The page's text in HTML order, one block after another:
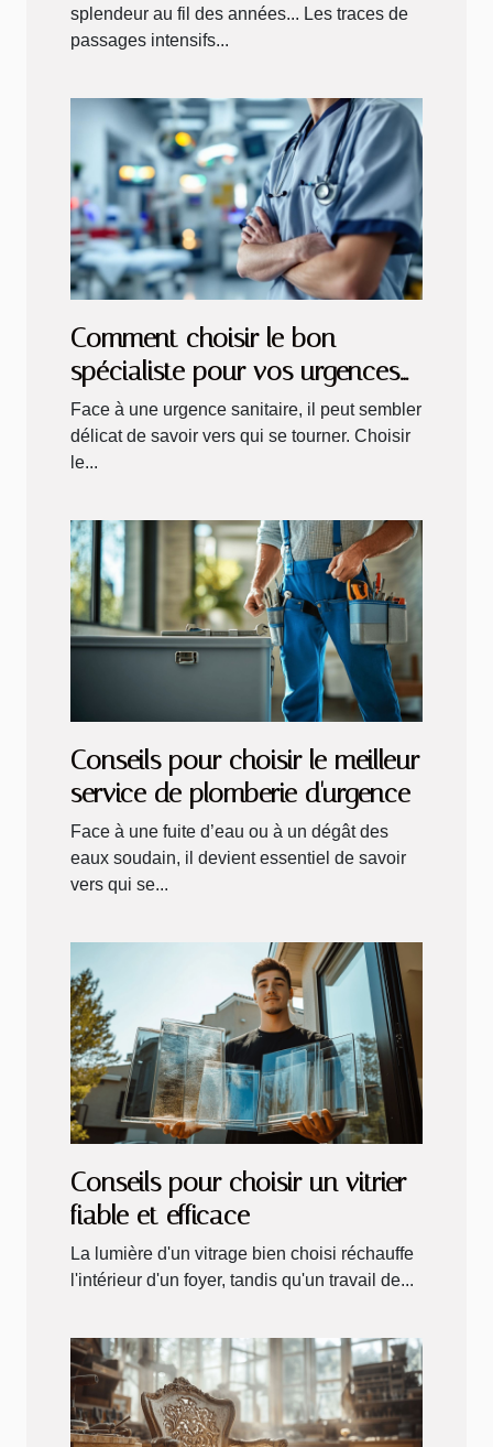
splendeur au fil des années... Les traces de
passages intensifs...
Comment choisir le bon
spécialiste pour vos urgences
sanitaires ?
Face à une urgence sanitaire, il peut sembler
délicat de savoir vers qui se tourner. Choisir
le...
Conseils pour choisir le meilleur
service de plomberie d'urgence
Face à une fuite d’eau ou à un dégât des
eaux soudain, il devient essentiel de savoir
vers qui se...
Conseils pour choisir un vitrier
fiable et efficace
La lumière d'un vitrage bien choisi réchauffe
l'intérieur d'un foyer, tandis qu'un travail de...